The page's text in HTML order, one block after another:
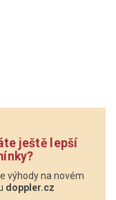
ještě lepší
výhody na novém
doppler.cz